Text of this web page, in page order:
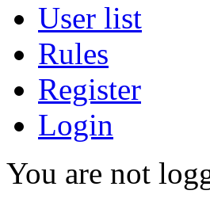
User list
Rules
Register
Login
You are not